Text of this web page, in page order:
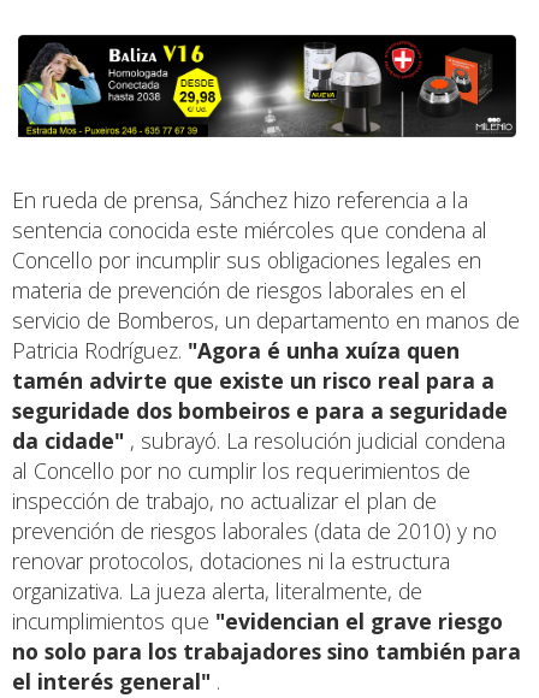
En rueda de prensa, Sánchez hizo referencia a la
sentencia conocida este miércoles que condena al
Concello por incumplir sus obligaciones legales en
materia de prevención de riesgos laborales en el
servicio de Bomberos, un departamento en manos de
Patricia Rodríguez. "Agora é unha xuíza quen
tamén advirte que existe un risco real para a
seguridade dos bombeiros e para a seguridade
da cidade" , subrayó. La resolución judicial condena
al Concello por no cumplir los requerimientos de
inspección de trabajo, no actualizar el plan de
prevención de riesgos laborales (data de 2010) y no
renovar protocolos, dotaciones ni la estructura
organizativa. La jueza alerta, literalmente, de
incumplimientos que "evidencian el grave riesgo
no solo para los trabajadores sino también para
el interés general" .